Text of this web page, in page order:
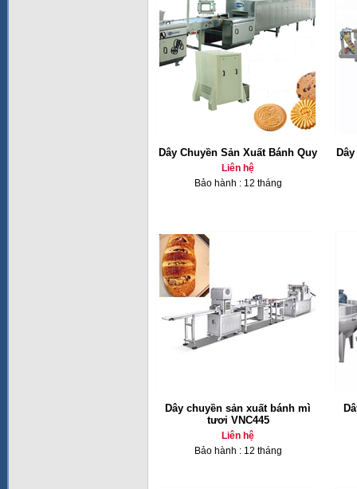
Dây Chuyền Sản Xuất Bánh Quy
Liên hệ
Bảo hành : 12 tháng
Dây chuyền sản xuất bánh mì
tươi VNC445
Liên hệ
Bảo hành : 12 tháng